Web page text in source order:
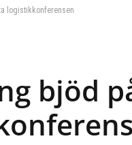
logistikkonferensen
bjöd